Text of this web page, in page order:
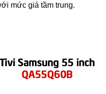
mức giá tầm trung.